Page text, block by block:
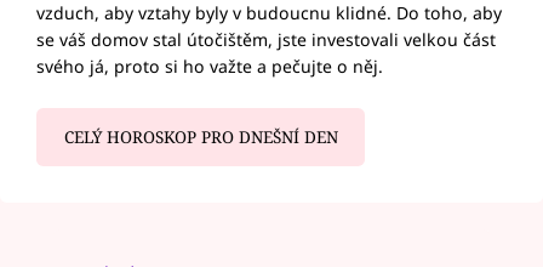
vzduch, aby vztahy byly v budoucnu klidné. Do toho, aby
se váš domov stal útočištěm, jste investovali velkou část
svého já, proto si ho važte a pečujte o něj.
CELÝ HOROSKOP PRO DNEŠNÍ DEN